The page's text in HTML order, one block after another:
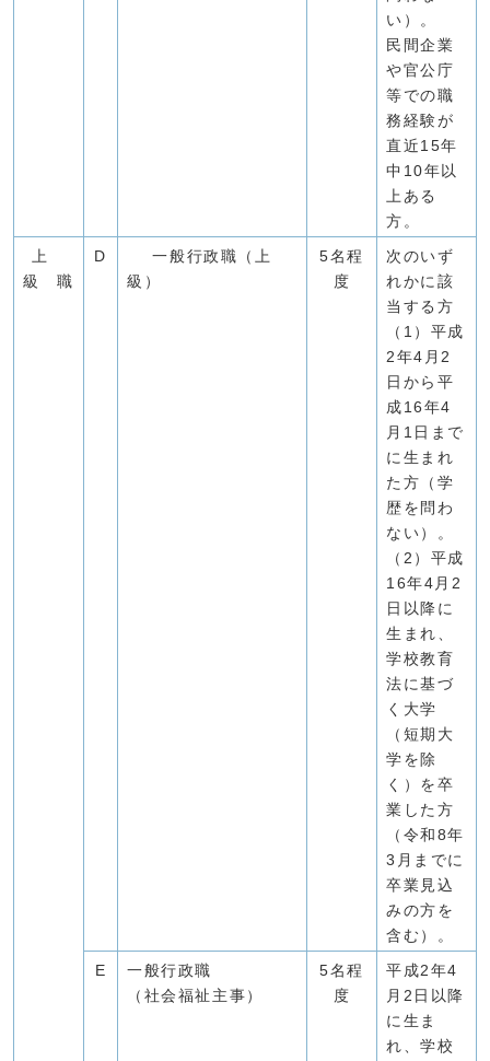
い）。
民間企業
や官公庁
等での職
務経験が
直近15年
中10年以
上ある
方。
上
級 職
D
一般行政職（上
級）
5名程
度
次のいず
れかに該
当する方
（1）平成
2年4月2
日から平
成16年4
月1日まで
に生まれ
た方（学
歴を問わ
ない）。
（2）平成
16年4月2
日以降に
生まれ、
学校教育
法に基づ
く大学
（短期大
学を除
く）を卒
業した方
（令和8年
3月までに
卒業見込
みの方を
含む）。
E
一般行政職
（社会福祉主事）
5名程
度
平成2年4
月2日以降
に生ま
れ、学校